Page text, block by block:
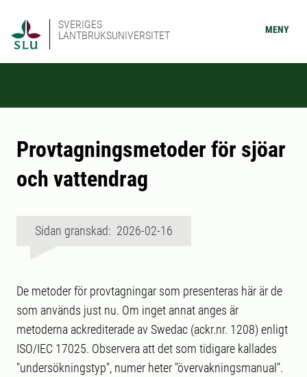
SVERIGES
LANTBRUKSUNIVERSITET
MENY
Provtagningsmetoder för sjöar
och vattendrag
Sidan granskad: 2026-02-16
De metoder för provtagningar som presenteras här är de
som används just nu. Om inget annat anges är
metoderna ackrediterade av Swedac (ackr.nr. 1208) enligt
ISO/IEC 17025. Observera att det som tidigare kallades
"undersökningstyp", numer heter "övervakningsmanual".